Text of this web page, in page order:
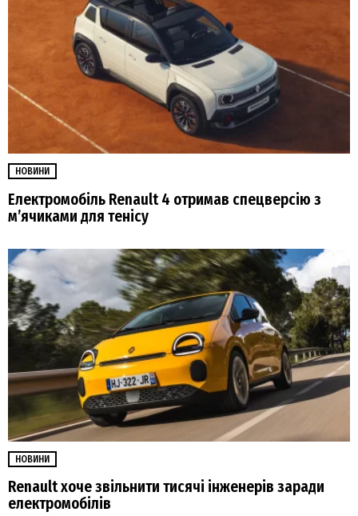
НОВИНИ
Електромобіль Renault 4 отримав спецверсію з
м’ячиками для тенісу
НОВИНИ
Renault хоче звільнити тисячі інженерів заради
електромобілів